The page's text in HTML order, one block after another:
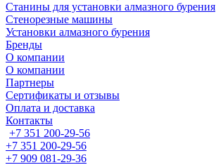
Станины для установки алмазного бурения
Стенорезные машины
Установки алмазного бурения
Бренды
О компании
О компании
Партнеры
Cертификаты и отзывы
Оплата и доставка
Контакты
+7 351 200-29-56
+7 351 200-29-56
+7 909 081-29-36